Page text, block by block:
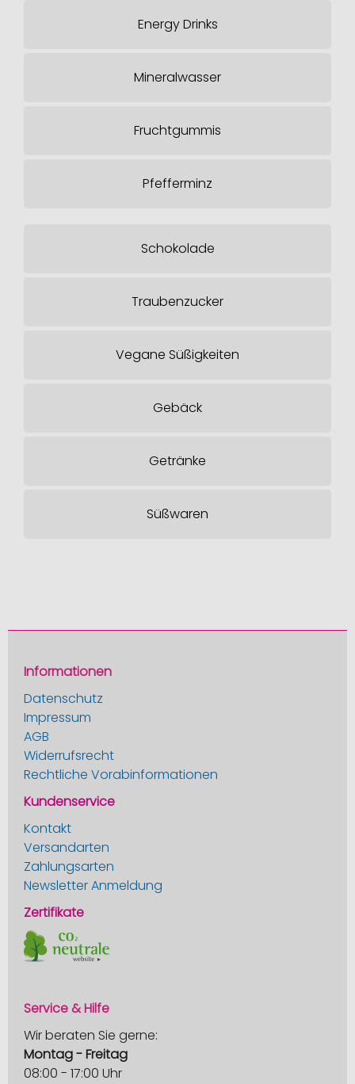
Energy Drinks
Mineralwasser
Fruchtgummis
Pfefferminz
Schokolade
Traubenzucker
Vegane Süßigkeiten
Gebäck
Getränke
Süßwaren
Informationen
Datenschutz
Impressum
AGB
Widerrufsrecht
Rechtliche Vorabinformationen
Kundenservice
Kontakt
Versandarten
Zahlungsarten
Newsletter Anmeldung
Zertifikate
Service & Hilfe
Wir beraten Sie gerne:
Montag - Freitag
08:00 - 17:00 Uhr